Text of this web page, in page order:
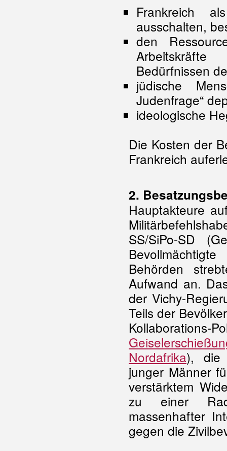
Frankreich
ausschalten,
den
Bedürfnissen
jüdische
Judenfrage“
ideologische
Die Kosten der
Frankreich
2.
Hauptakteure
SS/SiPo-SD
Behörden
Aufwand an.
der Vichy-
Teils der
Kollaborations-
Nordafrika), die
junger Männer
verstärktem
zu einer
massenhafter
gegen die